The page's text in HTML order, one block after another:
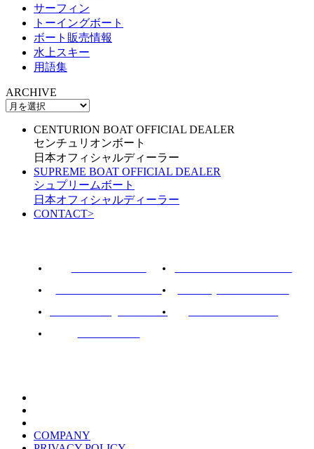
サーフィン
トーイングボート
ボート販売情報
水上スキー
用語集
ARCHIVE
CENTURION BOAT OFFICIAL DEALER
センチュリオンボート
日本オフィシャルディーラー
SUPREME BOAT OFFICIAL DEALER
シュプリームボート
日本オフィシャルディーラー
CONTACT>
PCM marine engines JAPAN
COMPANY